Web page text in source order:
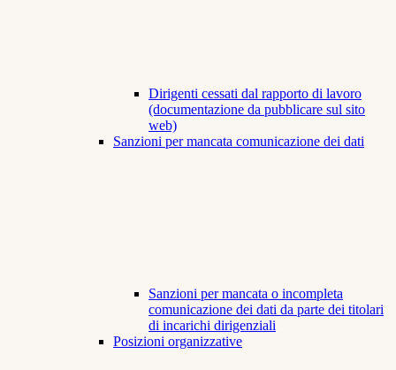
Dirigenti cessati dal rapporto di lavoro
(documentazione da pubblicare sul sito
web)
Sanzioni per mancata comunicazione dei dati
Sanzioni per mancata o incompleta
comunicazione dei dati da parte dei titolari
di incarichi dirigenziali
Posizioni organizzative